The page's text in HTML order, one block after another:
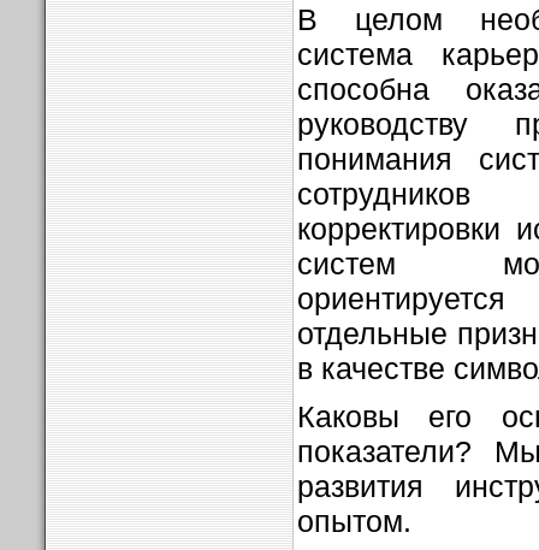
В целом
система
способна
руководству
понимания
корректировки
систем
отдельные
в качестве
Каковы его
показатели?
развития
опытом.